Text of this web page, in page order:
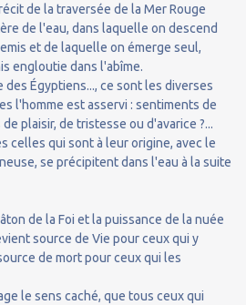
de la traversée de la Mer Rouge
de l'eau, dans laquelle on descend
et de laquelle on émerge seul,
engloutie dans l'abîme.
Égyptiens..., ce sont les diverses
l'homme est asservi : sentiments de
plaisir, de tristesse ou d'avarice ?...
celles qui sont à leur origine, avec le
se précipitent dans l'eau à la suite
de la Foi et la puissance de la nuée
source de Vie pour ceux qui y
de mort pour ceux qui les
le sens caché, que tous ceux qui